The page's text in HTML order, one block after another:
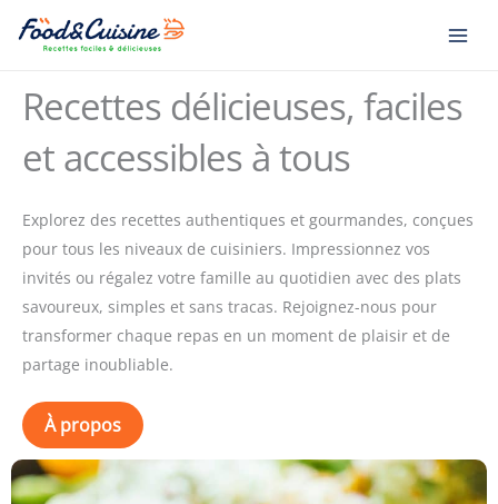
Aller
Recettes délicieuses, faciles
et accessibles à tous
Explorez des recettes authentiques et gourmandes, conçues
pour tous les niveaux de cuisiniers. Impressionnez vos
invités ou régalez votre famille au quotidien avec des plats
savoureux, simples et sans tracas. Rejoignez-nous pour
transformer chaque repas en un moment de plaisir et de
partage inoubliable.
À propos